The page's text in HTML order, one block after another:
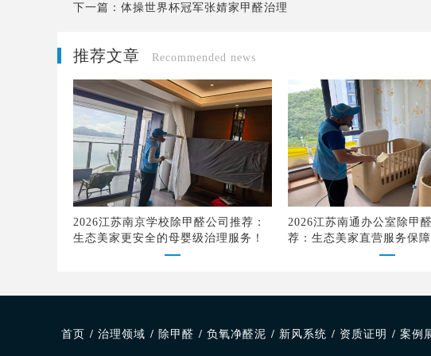
下一篇： 体操世界杯冠军张婧家甲醛治理
推荐文章 Recommended news
2026江苏南京学校除甲醛公司推荐：
生态美家更安全的母婴级治理服务！
2026江苏南通办公室除甲
荐：生态美家直营服务保
首页 / 治理领域 / 除甲醛 / 负氧净醛泥 / 新风系统 / 资质证明 / 案例